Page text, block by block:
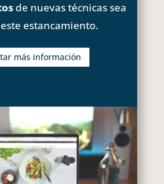
de nuevas técnicas sea
estancamiento.
más información